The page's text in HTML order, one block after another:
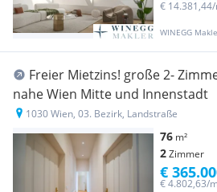
WINEGG
€ 14.381,44/
Freier Mietzins! große 2-
nahe Wien Mitte und Innenstadt
1030 Wien, 03. Bezirk, Landstraße
76 m²
2Zimmer
€ 4.802,63/
€